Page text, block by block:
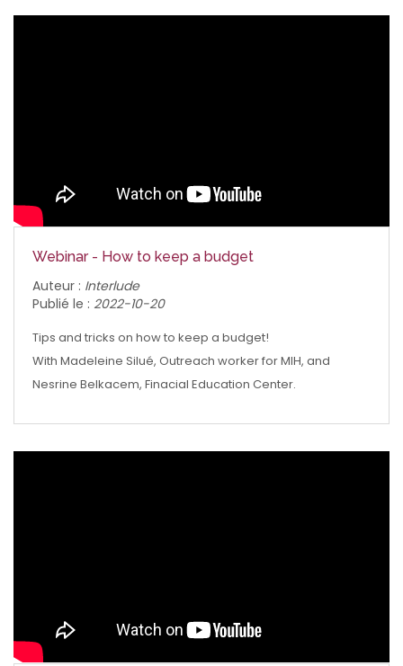
Webinar - How to keep a budget
Auteur : Interlude
Publié le : 2022-10-20
Tips and tricks on how to keep a budget!
With Madeleine Silué, Outreach worker for MIH, and
Nesrine Belkacem, Finacial Education Center.